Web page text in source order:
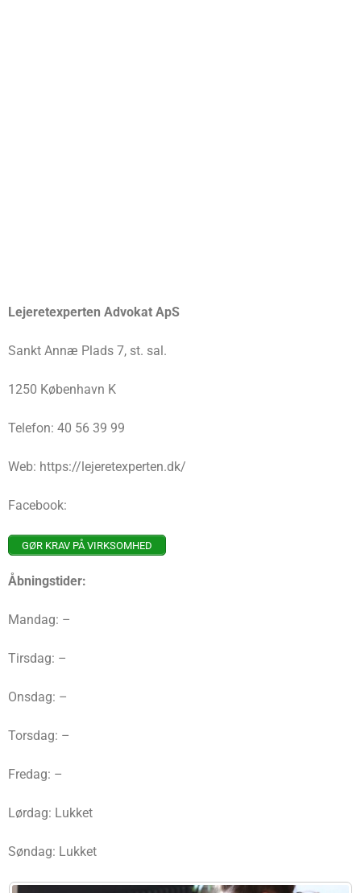
Lejeretexperten Advokat ApS
Sankt Annæ Plads 7, st. sal.
1250 København K
Telefon: 40 56 39 99
Web: https://lejeretexperten.dk/
Facebook:
GØR KRAV PÅ VIRKSOMHED
Åbningstider:
Mandag: –
Tirsdag: –
Onsdag: –
Torsdag: –
Fredag: –
Lørdag: Lukket
Søndag: Lukket